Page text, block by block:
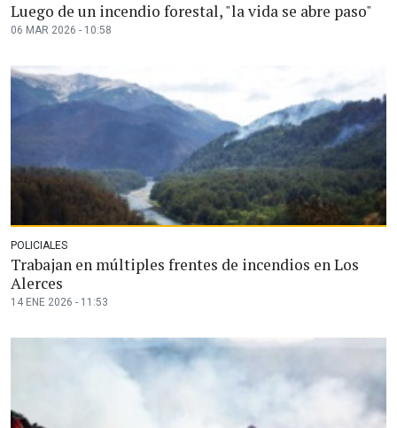
Luego de un incendio forestal, "la vida se abre paso"
06 MAR 2026 - 10:58
POLICIALES
Trabajan en múltiples frentes de incendios en Los
Alerces
14 ENE 2026 - 11:53